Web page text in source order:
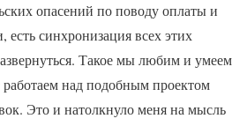
опасений по поводу оплаты и
есть синхронизация всех этих
Такое мы любим и умеем
работаем над подобным проектом
Это и натолкнуло меня на мысль